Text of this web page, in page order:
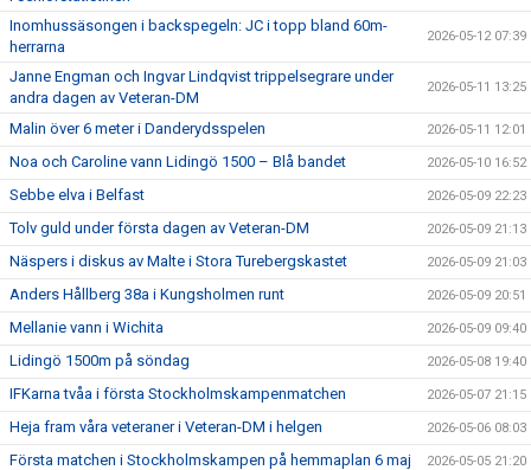
Inomhussäsongen i backspegeln: JC i topp bland 60m-
herrarna
2026-05-12 07:39
Janne Engman och Ingvar Lindqvist trippelsegrare under
andra dagen av Veteran-DM
2026-05-11 13:25
Malin över 6 meter i Danderydsspelen 2026-05-11 12:01
Noa och Caroline vann Lidingö 1500 – Blå bandet 2026-05-10 16:52
Sebbe elva i Belfast 2026-05-09 22:23
Tolv guld under första dagen av Veteran-DM 2026-05-09 21:13
Näspers i diskus av Malte i Stora Turebergskastet 2026-05-09 21:03
Anders Hållberg 38a i Kungsholmen runt 2026-05-09 20:51
Mellanie vann i Wichita 2026-05-09 09:40
Lidingö 1500m på söndag 2026-05-08 19:40
IFKarna tvåa i första Stockholmskampenmatchen 2026-05-07 21:15
Heja fram våra veteraner i Veteran-DM i helgen 2026-05-06 08:03
Första matchen i Stockholmskampen på hemmaplan 6 maj 2026-05-05 21:20